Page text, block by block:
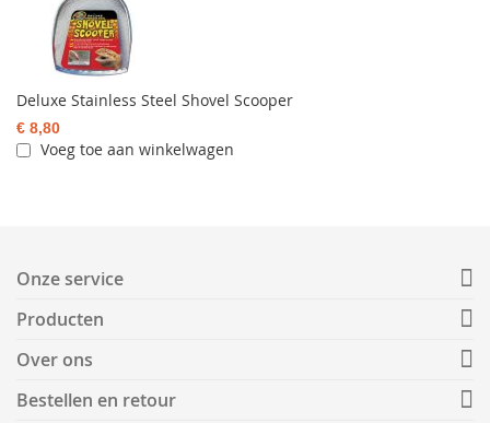
Deluxe Stainless Steel Shovel Scooper
€ 8,80
Voeg toe aan winkelwagen
Onze service
Producten
Over ons
Bestellen en retour